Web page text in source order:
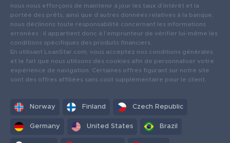
nous nous efforçons de maintenir à jour les taux d’intérêt et la
portée des prêts, ainsi que d’autres données relatives à la banque,
nous déclinons toute responsabilité concernant les informations
erronées : il appartient donc à l’emprunteur de vérifier lui-même les
conditions spécifiques des produits financiers.
En utilisant LoanStar.com, vous acceptez nos conditions générales
et le fait que nous utilisons des cookies afin de personnaliser votre
expérience de navigation. Certaines offres figurant sur notre site
sont des offres affiliées sans coût supplémentaire pour le client.
Norway Finland Czech Republic
Germany United States Brazil